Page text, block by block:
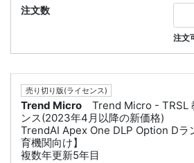
注文
売り切り版(ライセンス)
Trend Micro
Trend Micro - TRSL
ンス(2023年4月以降の新価格)
TrendAI Apex One DLP Option Dラ
育機関向け】
複数年更新5年目